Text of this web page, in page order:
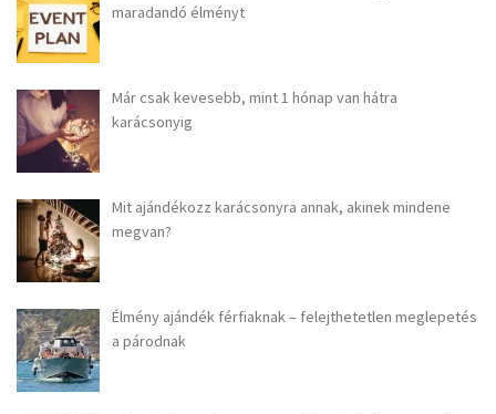
maradandó élményt
Már csak kevesebb, mint 1 hónap van hátra
karácsonyig
Mit ajándékozz karácsonyra annak, akinek mindene
megvan?
Élmény ajándék férfiaknak – felejthetetlen meglepetés
a párodnak